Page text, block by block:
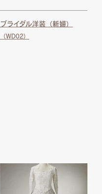
ブライダル洋装（新婦）
（WD02）